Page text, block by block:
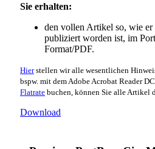
Sie erhalten:
den vollen Artikel so, wie
publiziert worden ist, im
Format/PDF.
Hierstellen wir alle wesentlichen
bspw. mit dem Adobe Acrobat Reader
Flatrate buchen, können Sie alle Artikel
Download